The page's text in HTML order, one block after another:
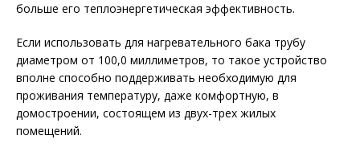
больше его теплоэнергетическая эффективность.
Если использовать для нагревательного бака трубу
диаметром от 100,0 миллиметров, то такое устройство
вполне способно поддерживать необходимую для
проживания температуру, даже комфортную, в
домостроении, состоящем из двух-трех жилых
помещений.